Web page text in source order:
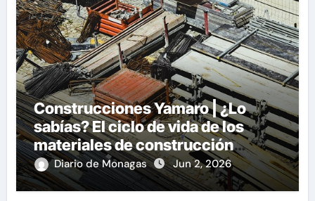
Construcciones Yamaro | ¿Lo
sabías? El ciclo de vida de los
materiales de construcción
revoluciona eficiencia en
proyectos modernos
Diario de Monagas Jun 2, 2026